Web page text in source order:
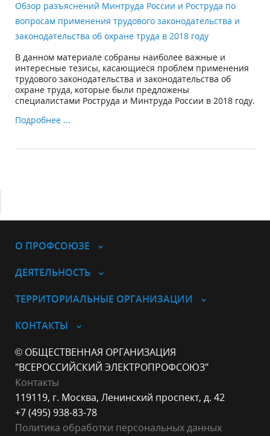
Обзор разъяснений Минтруда России и Роструда по
вопросам применения трудового законодательства и
законодательства об охране труда в 2018 году
В данном материале собраны наиболее важные и
интересные тезисы, касающиеся проблем применения
трудового законодательства и законодательства об
охране труда, которые были предложены
специалистами Роструда и Минтруда России в 2018 году.
Подробнее ...
О ПРОФСОЮЗЕ
ДЕЯТЕЛЬНОСТЬ
ТЕРРИТОРИАЛЬНЫЕ ОРГАНИЗАЦИИ
КОНТАКТЫ
© ОБЩЕСТВЕННАЯ ОРГАНИЗАЦИЯ
"ВСЕРОССИЙСКИЙ ЭЛЕКТРОПРОФСОЮЗ"
Контакты
119119, г. Москва, Ленинский проспект, д. 42
+7 (495) 938-83-78
Политика обработки персональных данных